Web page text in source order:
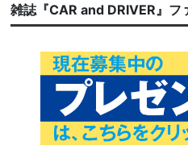
雑誌『CAR and DRIVER』フ